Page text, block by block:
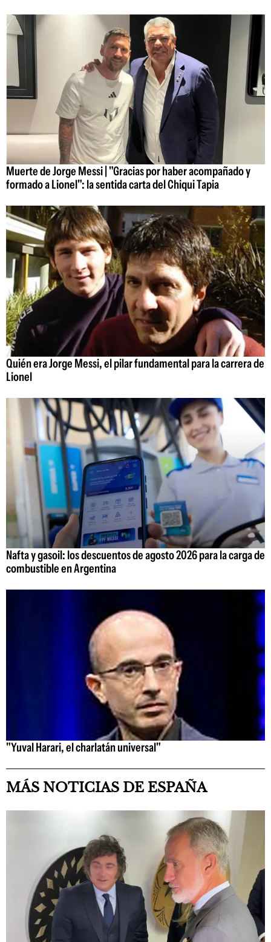
Muerte de Jorge Messi | "Gracias por haber acompañado y
formado a Lionel": la sentida carta del Chiqui Tapia
Quién era Jorge Messi, el pilar fundamental para la carrera de
Lionel
Nafta y gasoil: los descuentos de agosto 2026 para la carga de
combustible en Argentina
"Yuval Harari, el charlatán universal"
MÁS NOTICIAS DE ESPAÑA